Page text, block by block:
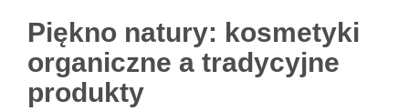
Piękno natury: kosmetyki
organiczne a tradycyjne
produkty